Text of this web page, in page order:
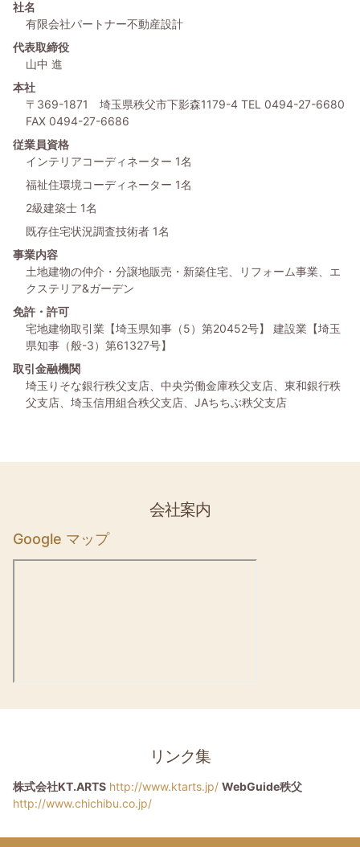
社名
有限会社パートナー不動産設計
代表取締役
山中 進
本社
〒369-1871
埼玉県秩父市下影森1179-4 TEL 0494-27-6680
FAX 0494-27-6686
従業員資格
インテリアコーディネーター 1名
福祉住環境コーディネーター 1名
2級建築士 1名
既存住宅状況調査技術者 1名
事業内容
土地建物の仲介・分譲地販売・新築住宅、
リフォーム事業、 エ
クステリア&ガーデン
免許・許可
宅地建物取引業 【埼玉県知事（5）第20452号】 建設業 【埼玉
県知事（般-3）第61327号】
取引金融機関
埼玉りそな銀行秩父支店、 中央労働金庫秩父支店、 東和銀行秩
父支店、 埼玉信用組合秩父支店、 JAちちぶ秩父支店
会社案内
Google マップ
リンク集
株式会社KT.ARTS http://www.ktarts.jp/ WebGuide秩父
http://www.chichibu.co.jp/